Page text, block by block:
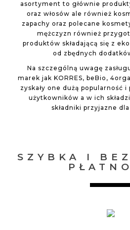
asortyment to głównie
oraz włosów ale również
zapachy oraz polecane
mężczyzn również
produktów składającą się z
od zbędnych
Na szczególną uwagę
marek jak KORRES, beBio,
zyskały one dużą popularność
użytkowników a w ich
składniki przyjazne dla
SZYBKA I